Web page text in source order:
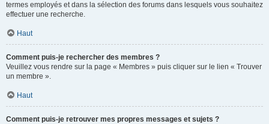
termes employés et dans la sélection des forums dans lesquels vous souhaitez
effectuer une recherche.
Haut
Comment puis-je rechercher des membres ?
Veuillez vous rendre sur la page « Membres » puis cliquer sur le lien « Trouver
un membre ».
Haut
Comment puis-je retrouver mes propres messages et sujets ?